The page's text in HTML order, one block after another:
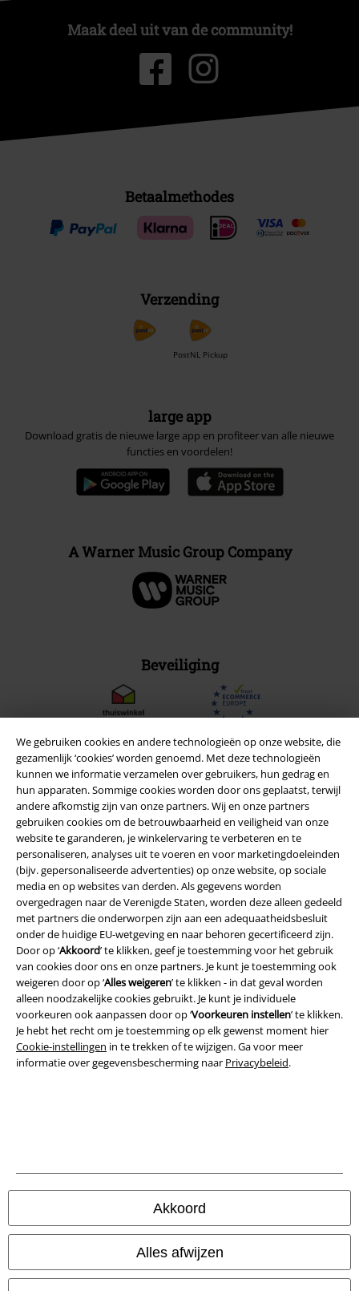
We gebruiken cookies en andere technologieën op onze website, die
gezamenlijk ‘cookies’ worden genoemd. Met deze technologieën
kunnen we informatie verzamelen over gebruikers, hun gedrag en
hun apparaten. Sommige cookies worden door ons geplaatst, terwijl
andere afkomstig zijn van onze partners. Wij en onze partners
gebruiken cookies om de betrouwbaarheid en veiligheid van onze
website te garanderen, je winkelervaring te verbeteren en te
personaliseren, analyses uit te voeren en voor marketingdoeleinden
(bijv. gepersonaliseerde advertenties) op onze website, op sociale
media en op websites van derden. Als gegevens worden
overgedragen naar de Verenigde Staten, worden deze alleen gedeeld
met partners die onderworpen zijn aan een adequaatheidsbesluit
onder de huidige EU-wetgeving en naar behoren gecertificeerd zijn.
Door op ‘Akkoord’ te klikken, geef je toestemming voor het gebruik
van cookies door ons en onze partners. Je kunt je toestemming ook
weigeren door op ‘Alles weigeren’ te klikken - in dat geval worden
alleen noodzakelijke cookies gebruikt. Je kunt je individuele
voorkeuren ook aanpassen door op ‘Voorkeuren instellen’ te klikken.
Je hebt het recht om je toestemming op elk gewenst moment hier
Cookie-instellingen in te trekken of te wijzigen. Ga voor meer
informatie over gegevensbescherming naar Privacybeleid.
Akkoord
Alles afwijzen
Maak deel uit van de community!
Betaalmethodes
Verzending
PostNL Pickup
large app
Download gratis de nieuwe large app en profiteer van alle nieuwe
functies en voordelen!
A Warner Music Group Company
Beveiliging
Legal
Algemene Voorwaarden
Bedrijfsgegevens
Privacyverklaring
Verklaring van conformiteit
Informatie over toegankelijkheid
© 1986-2026 Large Popmerchandising B.V.